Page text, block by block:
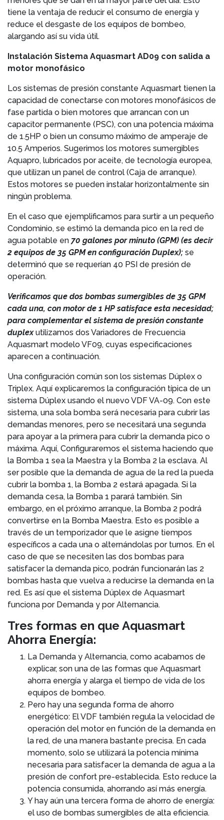
tiene la ventaja de reducir el consumo de energía y
reduce el desgaste de los equipos de bombeo,
alargando así su vida útil.
Instalación Sistema Aquasmart AD09 con salida a
motor monofásico
Los sistemas de presión constante Aquasmart tienen la
capacidad de conectarse con motores monofásicos de
fase partida o bien motores que arrancan con un
capacitor permanente (PSC), con una potencia máxima
de 1.5HP o bien un consumo máximo de amperaje de
10.5 Amperios. Sugerimos los motores sumergibles
Aquapro, lubricados por aceite, de tecnología europea,
que utilizan un panel de control (Caja de arranque).
Estos motores se pueden instalar horizontalmente sin
ningún problema.
En el caso que ejemplificamos para surtir a un pequeño
Condominio, se estimó la demanda pico en la red de
agua potable en 70 galones por minuto (GPM) (es decir
2 equipos de 35 GPM en configuración Duplex); se
determinó que se requerían 40 PSI de presión de
operación.
Verificamos que dos bombas sumergibles de 35 GPM
cada una, con motor de 1 HP satisface esta necesidad;
para complementar el sistema de presión constante
duplexutilizamos dos Variadores de Frecuencia
Aquasmart modelo VF09, cuyas especificaciones
aparecen a continuación.
Una configuración común son los sistemas Dúplex o
Triplex. Aquí explicaremos la configuración típica de un
sistema Dúplex usando el nuevo VDF VA-09. Con este
sistema, una sola bomba será necesaria para cubrir las
demandas menores, pero se necesitará una segunda
para apoyar a la primera para cubrir la demanda pico o
máxima. Aquí, Configuraremos el sistema haciendo que
la Bomba 1 sea la Maestra y la Bomba 2 la esclava. Al
ser posible que la demanda de agua de la red la pueda
cubrir la bomba 1, la Bomba 2 estará apagada. Si la
demanda cesa, la Bomba 1 parará también. Sin
embargo, en el próximo arranque, la Bomba 2 podrá
convertirse en la Bomba Maestra. Esto es posible a
través de un temporizador que le asigne tiempos
específicos a cada una o alternándolas por turnos. En el
caso de que se necesiten las dos bombas para
satisfacer la demanda pico, podrán funcionarán las 2
bombas hasta que vuelva a reducirse la demanda en la
red. Es así que el sistema Dúplex de Aquasmart
funciona por Demanda y por Alternancia.
Tres formas en que Aquasmart
Ahorra Energía:
La Demanda y Alternancia, como acabamos de
explicar, son una de las formas que Aquasmart
ahorra energía y alarga el tiempo de vida de los
equipos de bombeo.
Pero hay una segunda forma de ahorro
energético: El VDF también regula la velocidad de
operación del motor en función de la demanda en
la red, de una manera bastante precisa. En cada
momento, solo se utilizará la potencia mínima
necesaria para satisfacer la demanda de agua a la
presión de confort pre-establecida. Esto reduce la
potencia consumida, ahorrando así más energía.
Y hay aún una tercera forma de ahorro de energía:
el uso de bombas sumergibles de alta eficiencia.